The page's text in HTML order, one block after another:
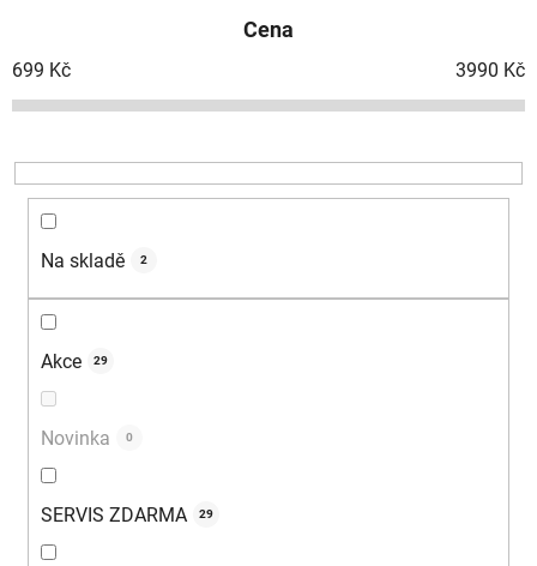
í
p
o
d
Cena
699 Kč 3990 Kč
Na skladě 2
Akce 29
Novinka 0
SERVIS ZDARMA 29